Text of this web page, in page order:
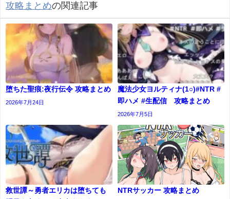
攻略まとめの関連記事
堕ちた聖痕:夜行伝令 攻略まとめ
2026年7月24日
魔法少女ヨルティナ(1○)#NTR #
即ハメ #生配信 攻略まとめ
2026年7月5日
救世譚～勇者エリカは堕ちても
NTRサッカー 攻略まとめ